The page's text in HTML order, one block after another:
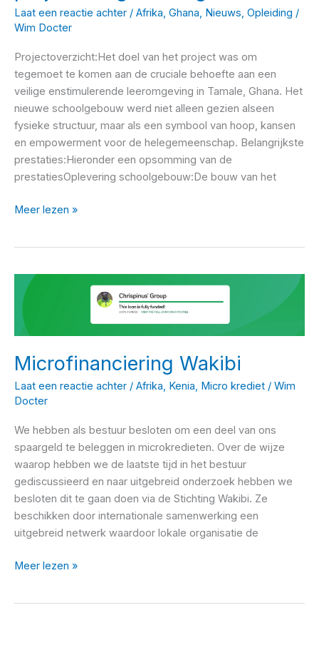
Laat een reactie achter / Afrika, Ghana, Nieuws, Opleiding /
Wim Docter
Projectoverzicht:Het doel van het project was om
tegemoet te komen aan de cruciale behoefte aan een
veilige enstimulerende leeromgeving in Tamale, Ghana. Het
nieuwe schoolgebouw werd niet alleen gezien alseen
fysieke structuur, maar als een symbool van hoop, kansen
en empowerment voor de helegemeenschap. Belangrijkste
prestaties:Hieronder een opsomming van de
prestatiesOplevering schoolgebouw:De bouw van het
project
Meer lezen »
Microfinanciering Wakibi
Laat een reactie achter / Afrika, Kenia, Micro krediet / Wim
Docter
We hebben als bestuur besloten om een deel van ons
spaargeld te beleggen in microkredieten. Over de wijze
waarop hebben we de laatste tijd in het bestuur
gediscussieerd en naar uitgebreid onderzoek hebben we
besloten dit te gaan doen via de Stichting Wakibi. Ze
beschikken door internationale samenwerking een
uitgebreid netwerk waardoor lokale organisatie de
Microfinanciering
Meer lezen »